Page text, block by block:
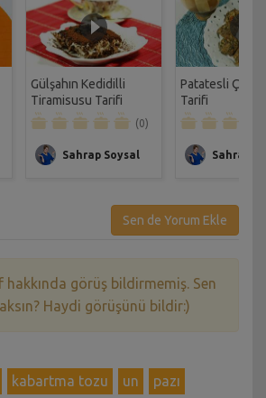
Gülşahın Kedidilli
Tiramisusu Tarifi
(0)
Sahrap Soysal
Patatesli Çıtır
Tarifi
Sahrap
Sen de Yorum Ekle
görüş bildirmemiş. Sen
Haydi görüşünü bildir:)
kabartma tozu un
pazı